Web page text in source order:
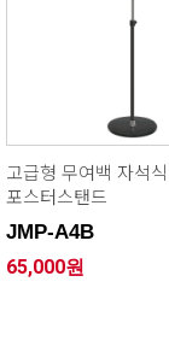
고급형 무여백 자석식
포스터스탠드
JMP-A4B
65,000원